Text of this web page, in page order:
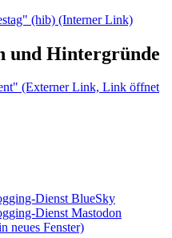
(hib) (Interner Link)
und Hintergründe
(Externer Link, Link öffnet
Dienst BlueSky
Dienst Mastodon
neues Fenster)